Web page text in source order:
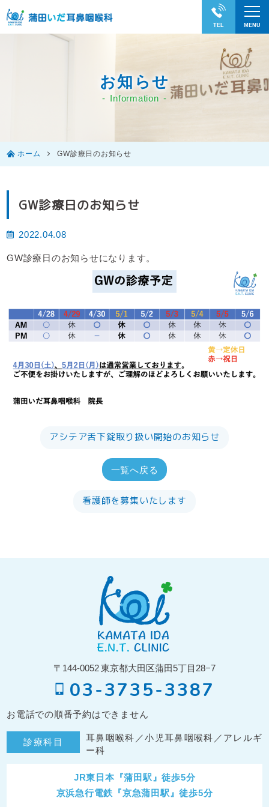
お知らせ
Information
ホーム GW診療日のお知らせ
GW診療日のお知らせ
2022.04.08
GW診療日のお知らせになります。
アシテア舌下錠取り扱い開始のお知らせ
一覧へ戻る
看護師を募集いたします
〒144-0052東京都大田区蒲田5丁目28−7
03-3735-3387
お電話での順番予約はできません
診療科目
耳鼻咽喉科／小児耳鼻咽喉科／アレルギ
ー科
JR東日本『蒲田駅』徒歩5分
京浜急行電鉄『京急蒲田駅』徒歩5分